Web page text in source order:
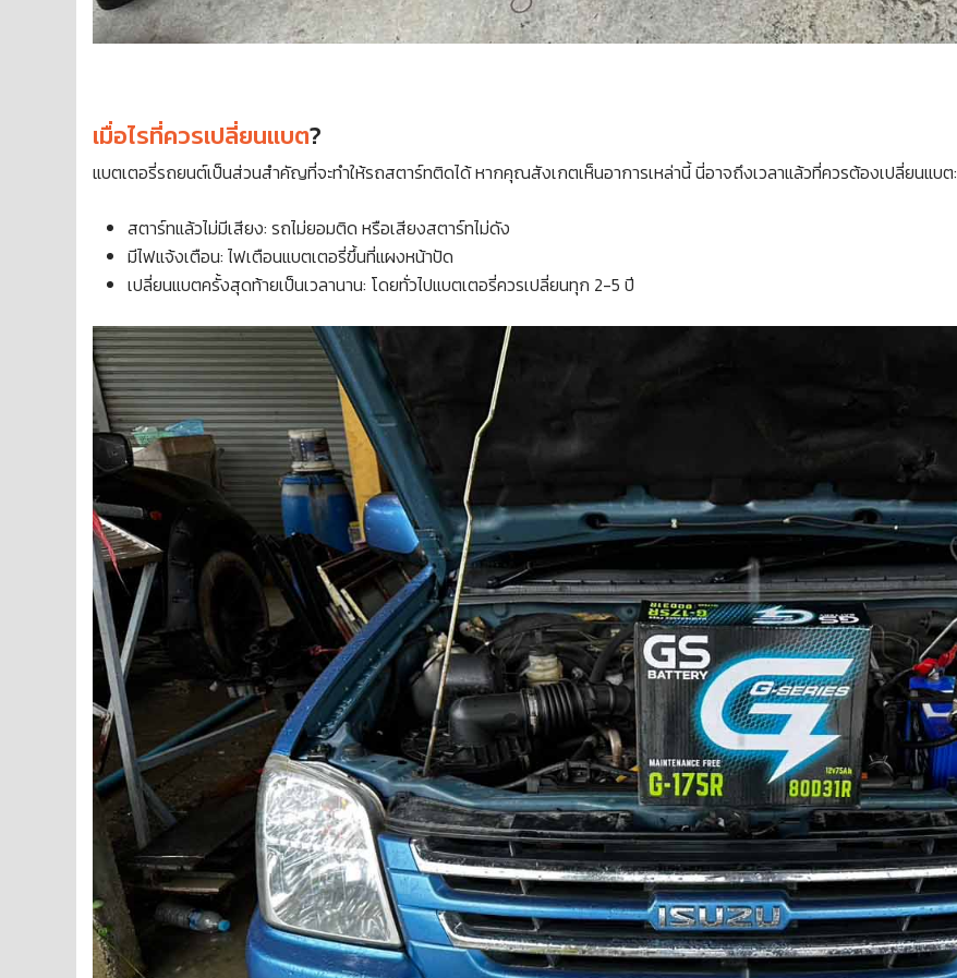
เมื่อไรที่ควรเปลี่ยนแบต?
แบตเตอรี่รถยนต์เป็นส่วนสำคัญที่จะทำให้รถสตาร์ทติดได้ หากคุณสังเกตเห็นอาการเหล่านี้ นี่อาจถึงเวลาแล้วที่ควรต้องเปลี่ยนแบต:
สตาร์ทแล้วไม่มีเสียง: รถไม่ยอมติด หรือเสียงสตาร์ทไม่ดัง
มีไฟแจ้งเตือน: ไฟเตือนแบตเตอรี่ขึ้นที่แผงหน้าปัด
เปลี่ยนแบตครั้งสุดท้ายเป็นเวลานาน: โดยทั่วไปแบตเตอรี่ควรเปลี่ยนทุก 2-5 ปี